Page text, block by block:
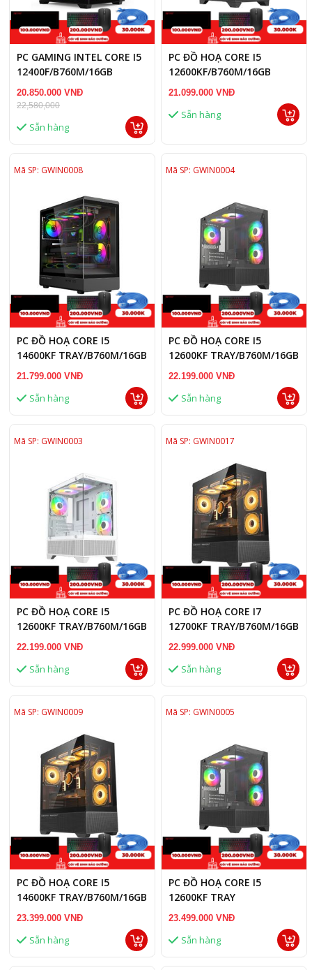
PC GAMING INTEL CORE I5
12400F/B760M/16GB
RAM/RTX 5060 8GB
20.850.000 VNĐ
22,580,000
Sẵn hàng
PC ĐỒ HOẠ CORE I5
12600KF/B760M/16GB
RAM/RTX 3050 8GB
21.099.000 VNĐ
Sẵn hàng
Mã SP: GWIN0008
PC ĐỒ HOẠ CORE I5
14600KF TRAY/B760M/16GB
RAM/RTX 3050 6GB/GTX
21.799.000 VNĐ
Sẵn hàng
Mã SP: GWIN0004
PC ĐỒ HOẠ CORE I5
12600KF TRAY/B760M/16GB
RAM/RTX 3060 12GB
22.199.000 VNĐ
Sẵn hàng
Mã SP: GWIN0003
PC ĐỒ HOẠ CORE I5
12600KF TRAY/B760M/16GB
RAM/RTX 5050 8GB
22.199.000 VNĐ
Sẵn hàng
Mã SP: GWIN0017
PC ĐỒ HOẠ CORE I7
12700KF TRAY/B760M/16GB
RAM/RTX 3050 6GB/GTX
22.999.000 VNĐ
Sẵn hàng
Mã SP: GWIN0009
PC ĐỒ HOẠ CORE I5
14600KF TRAY/B760M/16GB
RAM/RTX 3050 8GB
23.399.000 VNĐ
Sẵn hàng
Mã SP: GWIN0005
PC ĐỒ HOẠ CORE I5
12600KF TRAY
/B760M/16GB RAM/RTX
23.499.000 VNĐ
Sẵn hàng